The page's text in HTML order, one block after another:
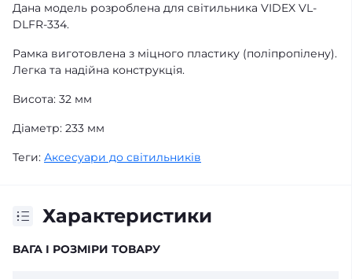
Дана модель розроблена для світильника VIDEX VL-
DLFR-334.
Рамка виготовлена з міцного пластику (поліпропілену).
Легка та надійна конструкція.
Висота: 32 мм
Діаметр: 233 мм
Теги: Аксесуари до світильників
Характеристики
ВАГА І РОЗМІРИ ТОВАРУ